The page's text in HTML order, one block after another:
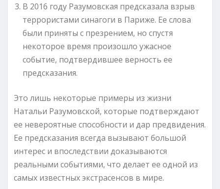
В 2016 году Разумовская предсказала взрыв
террористами синагоги в Париже. Ее слова
были приняты с презрением, но спустя
некоторое время произошло ужасное
событие, подтвердившее верность ее
предсказания.
Это лишь некоторые примеры из жизни
Натальи Разумовской, которые подтверждают
ее невероятные способности и дар предвидения.
Ее предсказания всегда вызывают большой
интерес и впоследствии доказываются
реальными событиями, что делает ее одной из
самых известных экстрасенсов в мире.